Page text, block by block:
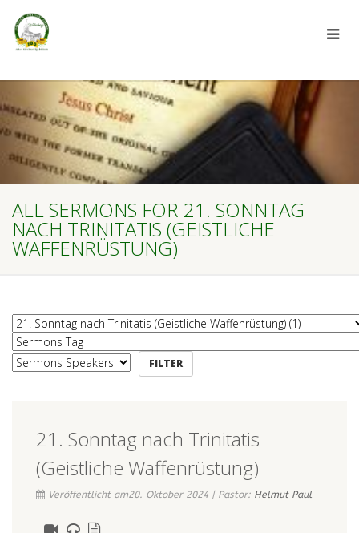
ALL SERMONS FOR 21. SONNTAG
NACH TRINITATIS (GEISTLICHE
WAFFENRÜSTUNG)
21. Sonntag nach Trinitatis
(Geistliche Waffenrüstung)
Veröffentlicht am20. Oktober 2024 | Pastor: Helmut Paul